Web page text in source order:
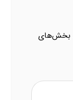
بخش‌های